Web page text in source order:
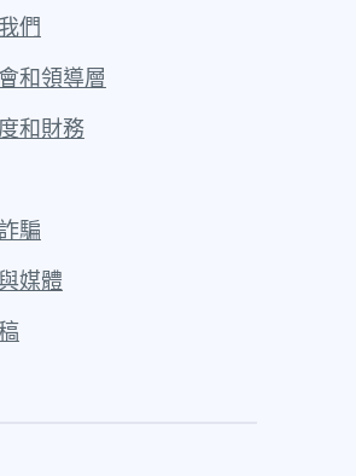
們
和領導層
和財務
騙
媒體